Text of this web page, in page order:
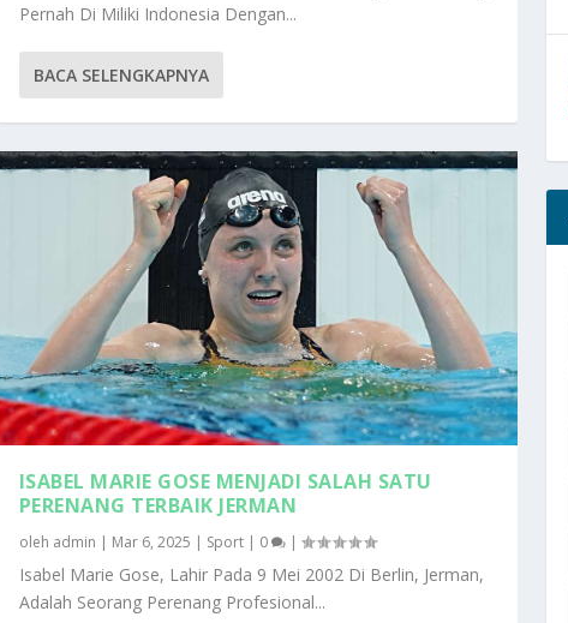
Pernah Di Miliki Indonesia Dengan...
BACA SELENGKAPNYA
ISABEL MARIE GOSE MENJADI SALAH SATU
PERENANG TERBAIK JERMAN
oleh admin | Mar 6, 2025 | Sport| 0 |
Isabel Marie Gose, Lahir Pada 9 Mei 2002 Di Berlin, Jerman,
Adalah Seorang Perenang Profesional...